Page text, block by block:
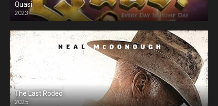
Quasi
2023
The Last Rodeo
2025